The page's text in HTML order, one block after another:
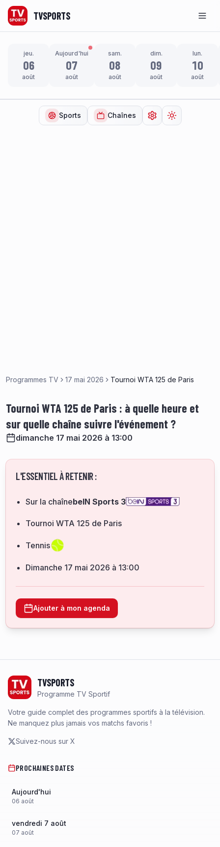
TVSPORTS
jeu.
06
août
Aujourd'hui
07
août
sam.
08
août
dim.
09
août
lun.
10
août
Sports Chaînes Ouvrir lesChanger de
Programmes TV 17 mai 2026 Tournoi WTA 125 de Paris
Tournoi WTA 125 de Paris : à quelle heure et
sur quelle chaîne suivre l'événement ?
dimanche 17 mai 2026 à 13:00
L'ESSENTIEL À RETENIR :
Sur la chaînebeIN Sports 3
Tournoi WTA 125 de Paris
Tennis
dimanche 17 mai 2026 à 13:00
Ajouter à mon agenda
TVSPORTS
Programme TV Sportif
Votre guide complet des programmes sportifs à la télévision.
Ne manquez plus jamais vos matchs favoris !
Suivez-nous sur X
PROCHAINES DATES
Aujourd'hui
06 août
vendredi 7 août
07 août